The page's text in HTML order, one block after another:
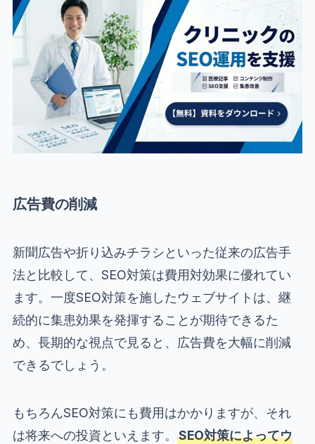
広告費の削減
新聞広告や折り込みチラシといった従来の広告手
法と比較して、SEO対策は費用対効果に優れてい
ます。一度SEO対策を施したウェブサイトは、継
続的に集患効果を発揮することが期待できるた
め、長期的な視点で見ると、広告費を大幅に削減
できるでしょう。
もちろんSEO対策にも費用はかかりますが、それ
は将来への投資といえます。 SEO対策によってウ